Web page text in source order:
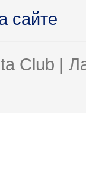
сайте
Club |